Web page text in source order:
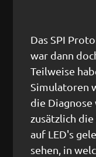
Das SPI
war dann
Teilweise
Simulatoren
die Diagnose
zusätzlich
auf LED's
sehen, in